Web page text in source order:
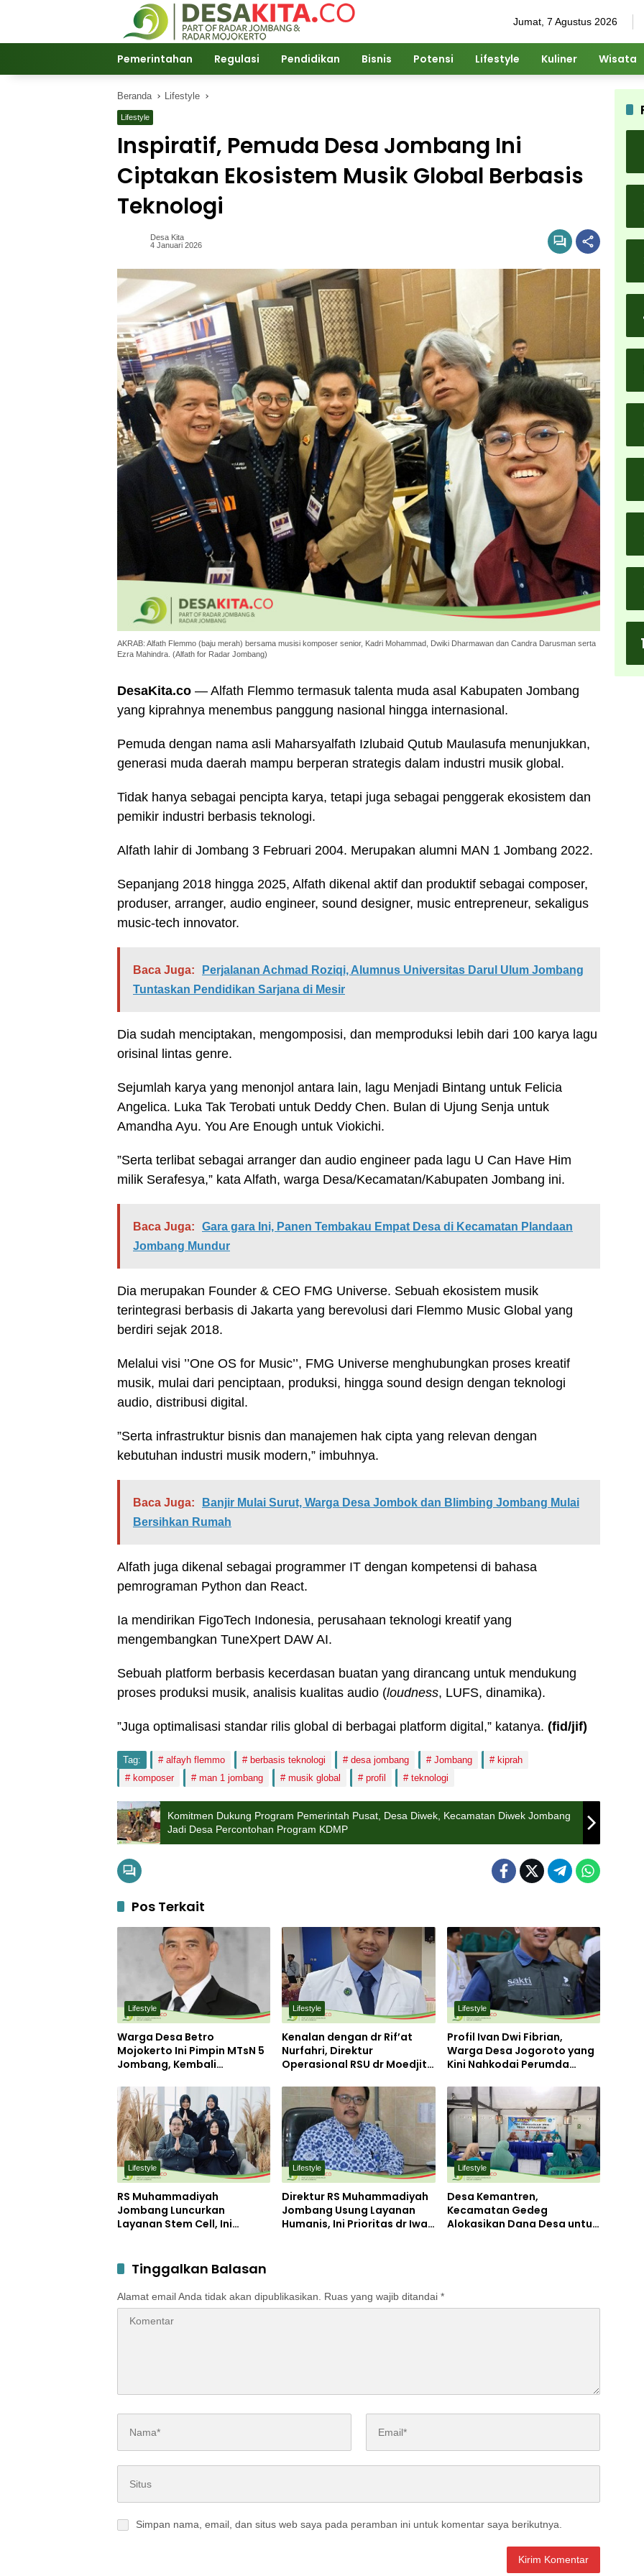
Jumat, 7 Agustus 2026
Pemerintahan Regulasi Pendidikan Bisnis Potensi Lifestyle Kuliner Wisata
Beranda Lifestyle
Lifestyle
Inspiratif, Pemuda Desa Jombang Ini
Ciptakan Ekosistem Musik Global Berbasis
Teknologi
Desa Kita
4 Januari 2026
AKRAB: Alfath Flemmo (baju merah) bersama musisi komposer senior, Kadri Mohammad, Dwiki Dharmawan dan Candra Darusman serta
Ezra Mahindra. (Alfath for Radar Jombang)
DesaKita.co — Alfath Flemmo termasuk talenta muda asal Kabupaten Jombang
yang kiprahnya menembus panggung nasional hingga internasional.
Pemuda dengan nama asli Maharsyalfath Izlubaid Qutub Maulasufa menunjukkan,
generasi muda daerah mampu berperan strategis dalam industri musik global.
Tidak hanya sebagai pencipta karya, tetapi juga sebagai penggerak ekosistem dan
pemikir industri berbasis teknologi.
Alfath lahir di Jombang 3 Februari 2004. Merupakan alumni MAN 1 Jombang 2022.
Sepanjang 2018 hingga 2025, Alfath dikenal aktif dan produktif sebagai composer,
produser, arranger, audio engineer, sound designer, music entrepreneur, sekaligus
music-tech innovator.
Baca Juga:
Perjalanan Achmad Roziqi, Alumnus Universitas Darul Ulum Jombang
Tuntaskan Pendidikan Sarjana di Mesir
Dia sudah menciptakan, mengomposisi, dan memproduksi lebih dari 100 karya lagu
orisinal lintas genre.
Sejumlah karya yang menonjol antara lain, lagu Menjadi Bintang untuk Felicia
Angelica. Luka Tak Terobati untuk Deddy Chen. Bulan di Ujung Senja untuk
Amandha Ayu. You Are Enough untuk Viokichi.
”Serta terlibat sebagai arranger dan audio engineer pada lagu U Can Have Him
milik Serafesya,” kata Alfath, warga Desa/Kecamatan/Kabupaten Jombang ini.
Baca Juga:
Gara gara Ini, Panen Tembakau Empat Desa di Kecamatan Plandaan
Jombang Mundur
Dia merupakan Founder & CEO FMG Universe. Sebuah ekosistem musik
terintegrasi berbasis di Jakarta yang berevolusi dari Flemmo Music Global yang
berdiri sejak 2018.
Melalui visi ’’One OS for Music’’, FMG Universe menghubungkan proses kreatif
musik, mulai dari penciptaan, produksi, hingga sound design dengan teknologi
audio, distribusi digital.
”Serta infrastruktur bisnis dan manajemen hak cipta yang relevan dengan
kebutuhan industri musik modern,” imbuhnya.
Baca Juga:
Banjir Mulai Surut, Warga Desa Jombok dan Blimbing Jombang Mulai
Bersihkan Rumah
Alfath juga dikenal sebagai programmer IT dengan kompetensi di bahasa
pemrograman Python dan React.
Ia mendirikan FigoTech Indonesia, perusahaan teknologi kreatif yang
mengembangkan TuneXpert DAW AI.
Sebuah platform berbasis kecerdasan buatan yang dirancang untuk mendukung
proses produksi musik, analisis kualitas audio (loudness, LUFS, dinamika).
”Juga optimalisasi standar rilis global di berbagai platform digital,” katanya. (fid/jif)
Tag: alfayh flemmo berbasis teknologi desa jombang Jombang
kiprah
komposer
man 1 jombang musik global profil teknologi
Komitmen Dukung Program Pemerintah Pusat, Desa Diwek, Kecamatan Diwek Jombang
Jadi Desa Percontohan Program KDMP
Pos Terkait
Lifestyle
Warga Desa Betro
Mojokerto Ini Pimpin MTsN 5
Jombang, Kembali
Lifestyle
Kenalan dengan dr Rif’at
Nurfahri, Direktur
Operasional RSU dr Moedjito
Pelayanan Ilmiah
Lifestyle
Profil Ivan Dwi Fibrian,
Warga Desa Jogoroto yang
Kini Nahkodai Perumda
Jombang
Lifestyle
RS Muhammadiyah
Jombang Luncurkan
Layanan Stem Cell, Ini
Lifestyle
Direktur RS Muhammadiyah
Jombang Usung Layanan
Humanis, Ini Prioritas dr Iwan
Lifestyle
Desa Kemantren,
Kecamatan Gedeg
Alokasikan Dana Desa untuk
Tinggalkan Balasan
Alamat email Anda tidak akan dipublikasikan. Ruas yang wajib ditandai *
Simpan nama, email, dan situs web saya pada peramban ini untuk komentar saya berikutnya.